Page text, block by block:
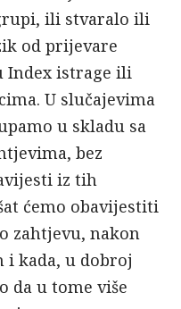
ili stvaralo ili
od prijevare
Index istrage ili
U slučajevima
u skladu sa
bez
iz tih
ćemo obavijestiti
zahtjevu, nakon
i kada, u dobroj
da u tome više